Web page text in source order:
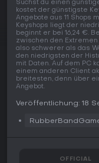
Suchst du einen
kostet der günstigste
Angebote aus 11 Shops
Keyshops liegt der
beginnt er bei 16,24 €.
zwischen den
also schwerer als das
den niedrigsten der
mit Daten. Auf dem PC
einem anderen Client
breitesten, denn über
Angebot.
Veröffentlichung: 18
OFFICIAL